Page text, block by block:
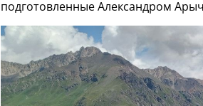
подготовленные Александром